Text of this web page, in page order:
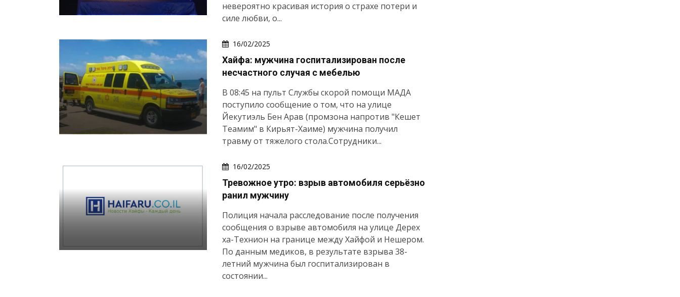
невероятно красивая история о страхе потери и
силе любви, о...
16/02/2025
Хайфа: мужчина госпитализирован после
несчастного случая с мебелью
В 08:45 на пульт Службы скорой помощи МАДА
поступило сообщение о том, что на улице
Йекутиэль Бен Арав (промзона напротив "Кешет
Теамим" в Кирьят-Хаиме) мужчина получил
травму от тяжелого стола.Сотрудники...
16/02/2025
Тревожное утро: взрыв автомобиля серьёзно
ранил мужчину
Полиция начала расследование после получения
сообщения о взрыве автомобиля на улице Дерех
ха-Технион на границе между Хайфой и Нешером.
По данным медиков, в результате взрыва 38-
летний мужчина был госпитализирован в
состоянии...